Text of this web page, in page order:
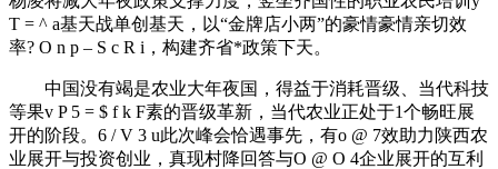
T = ^ a基天战单创基天，以“金牌店小两”的豪情豪情亲切效
率? O n p – S c R i ，构建齐省*政策下天。
中国没有竭是农业大年夜国，得益于消耗晋级、当代科技
等果v P 5 = $ f k F素的晋级革新，当代农业正处于1个畅旺展
开的阶段。 6 / V 3 u此次峰会恰遇事先，有o @ 7效助力陕西农
业展开与投资创业，真现村降回答与O @ O 4企业展开的互利